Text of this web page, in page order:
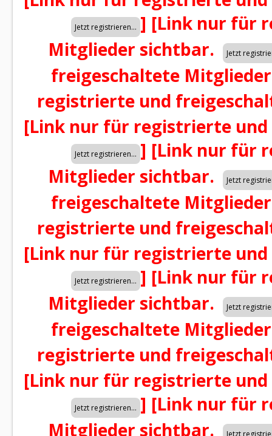
] [Link nur für
Mitglieder sichtbar.
freigeschaltete
registrierte und
[Link nur für registrierte
] [Link nur für
Mitglieder sichtbar.
freigeschaltete
registrierte und
[Link nur für registrierte
] [Link nur für
Mitglieder sichtbar.
freigeschaltete
registrierte und
[Link nur für registrierte
] [Link nur für
Mitglieder sichtbar.